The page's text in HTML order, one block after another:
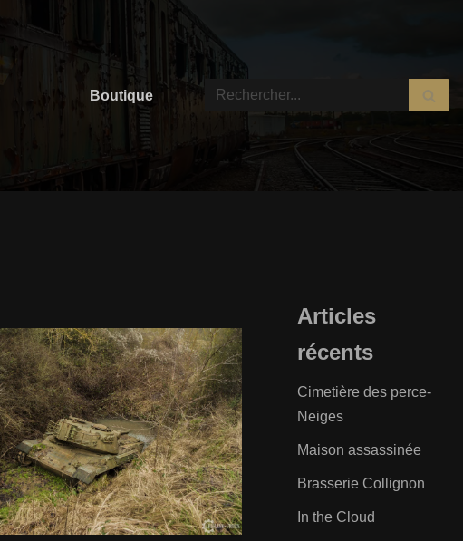
Boutique
Articles
récents
Cimetière des perce-
Neiges
Maison assassinée
Brasserie Collignon
In the Cloud